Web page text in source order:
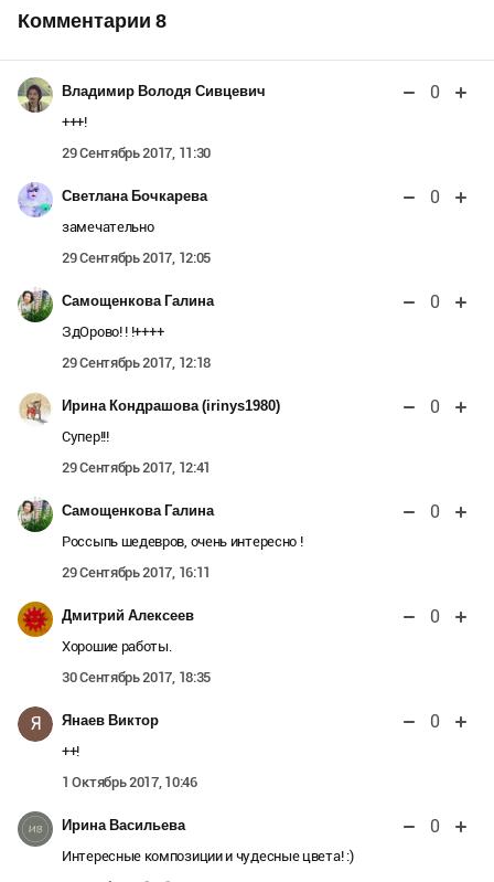
Комментарии 8
Владимир Володя Сивцевич 0
+++!
29 Сентябрь 2017, 11:30
Светлана Бочкарева 0
замечательно
29 Сентябрь 2017, 12:05
Самощенкова Галина 0
ЗдОрово! ! !++++
29 Сентябрь 2017, 12:18
Ирина Кондрашова (irinys1980) 0
Супер!!!
29 Сентябрь 2017, 12:41
Самощенкова Галина 0
Россыпь шедевров, очень интересно !
29 Сентябрь 2017, 16:11
Дмитрий Алексеев 0
Хорошие работы.
30 Сентябрь 2017, 18:35
Я Янаев Виктор 0
++!
1 Октябрь 2017, 10:46
Ирина Васильева 0
Интересные композиции и чудесные цвета! :)